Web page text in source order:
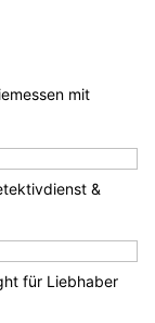
mit
&
für Liebhaber